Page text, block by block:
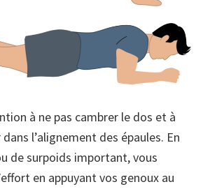
à ne pas cambrer le dos et à
l’alignement des épaules. En
de surpoids important, vous
en appuyant vos genoux au